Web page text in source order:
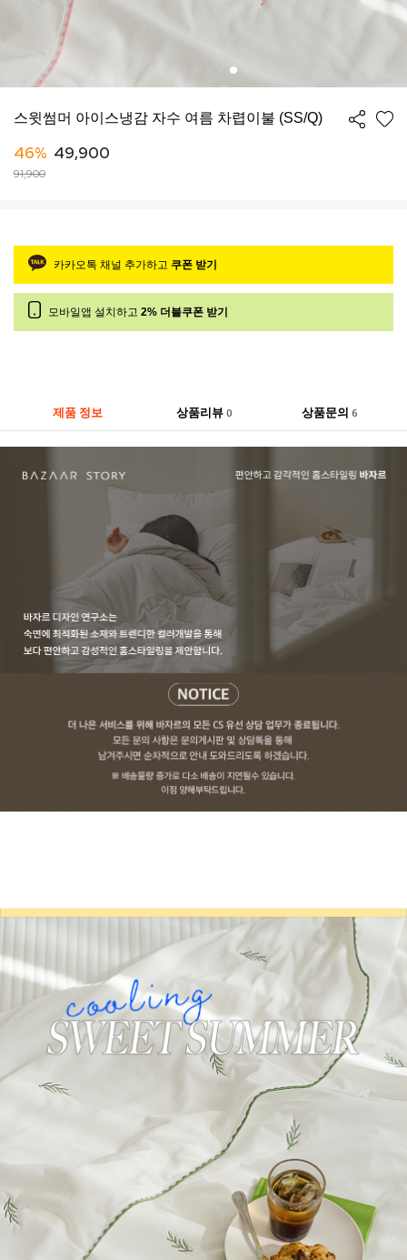
스윗썸머 아이스냉감 자수 여름 차렵이불 (SS/Q)
46% 49,900
91,900
카카오톡 채널 추가하고 쿠폰 받기
모바일앱 설치하고 2% 더블쿠폰 받기
제품 정보 상품리뷰 0 상품문의6